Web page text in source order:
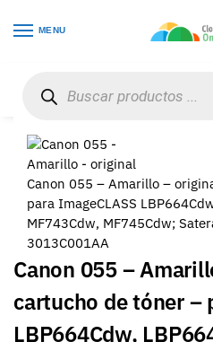
MENU
Canon 055 – Amarillo –
para ImageCLASS
MF743Cdw, MF745Cdw;
3013C001AA
Canon 055 –
cartucho de tóner –
LBP664Cdw,